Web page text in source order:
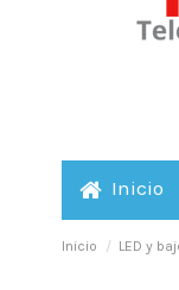
Inicio
Inicio LED y